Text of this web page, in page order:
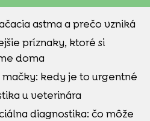
astma a prečo vzniká
príznaky, ktoré si
doma
mačky: kedy je to urgentné
u veterinára
diagnostika: čo môže